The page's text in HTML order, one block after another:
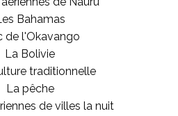
Bahamas
de l'Okavango
La Bolivie
traditionnelle
La pêche
de villes la nuit